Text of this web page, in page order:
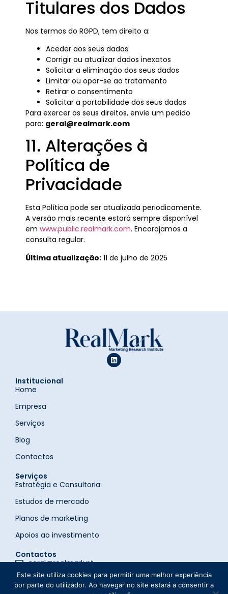
Titulares dos Dados
Nos termos do RGPD, tem direito a:
Aceder aos seus dados
Corrigir ou atualizar dados inexatos
Solicitar a eliminação dos seus dados
Limitar ou opor-se ao tratamento
Retirar o consentimento
Solicitar a portabilidade dos seus dados
Para exercer os seus direitos, envie um pedido
para: geral@realmark.com
11. Alterações à
Política de
Privacidade
Esta Política pode ser atualizada periodicamente.
A versão mais recente estará sempre disponível
em www.public.realmark.com. Encorajamos a
consulta regular.
Última atualização: 11 de julho de 2025
Institucional
Home
Empresa
Serviços
Blog
Contactos
Serviços
Estratégia e Consultoria
Estudos de mercado
Planos de marketing
Apoios ao investimento
Contactos
geral@realmark.pt
Campo 24 de agosto, 129 sala 445, 4300-504 Porto
Este site utiliza cookies para permitir uma melhor experiência
por parte do utilizador. Ao navegar no site estará a consentir a